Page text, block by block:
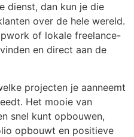
dienst, dan kun je die
over de hele wereld.
of lokale freelance-
en direct aan de
projecten je aanneemt
Het mooie van
snel kunt opbouwen,
opbouwt en positieve